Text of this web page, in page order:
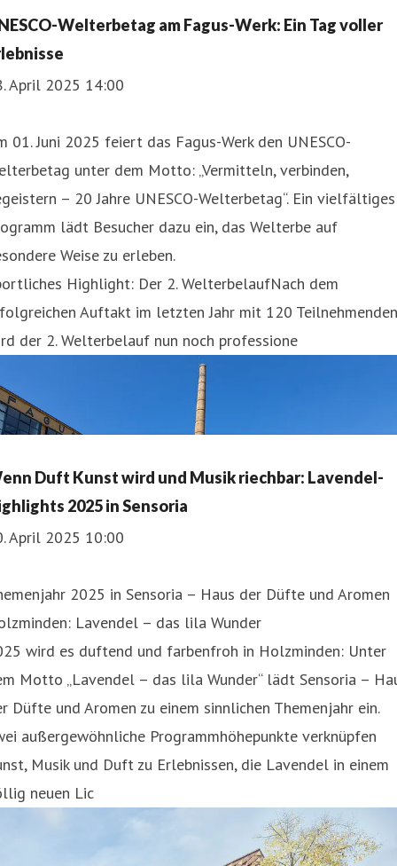
Welterbetag am Fagus-Werk: Ein Tag voller
April 2025 14:00
01. Juni 2025 feiert das Fagus-Werk den UNESCO-
unter dem Motto: „Vermitteln, verbinden,
– 20 Jahre UNESCO-Welterbetag“. Ein vielfältiges
lädt Besucher dazu ein, das Welterbe auf
Weise zu erleben.
Highlight: Der 2. WelterbelaufNach dem
Auftakt im letzten Jahr mit 120 Teilnehmenden
der 2. Welterbelauf nun noch professione
Duft Kunst wird und Musik riechbar: Lavendel-
2025 in Sensoria
April 2025 10:00
2025 in Sensoria – Haus der Düfte und Aromen
Lavendel – das lila Wunder
wird es duftend und farbenfroh in Holzminden: Unter
Motto „Lavendel – das lila Wunder“ lädt Sensoria –
Düfte und Aromen zu einem sinnlichen Themenjahr ein.
außergewöhnliche Programmhöhepunkte verknüpfen
Musik und Duft zu Erlebnissen, die Lavendel in einem
neuen Lic